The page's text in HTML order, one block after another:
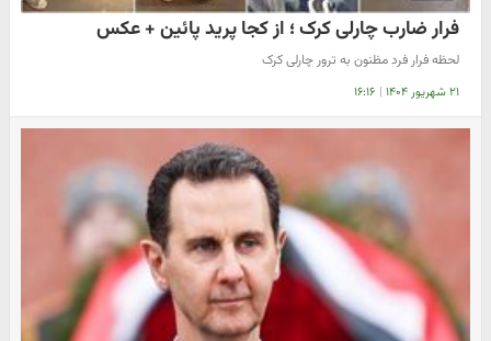
فرار ضارب چارلی کرک ؛ از کجا پرید پائین + عکس
لحظه فرار فرد مظنون به ترور چارلی کرک
۲۱ شهریور ۱۴۰۴ | ۱۶:۱۶